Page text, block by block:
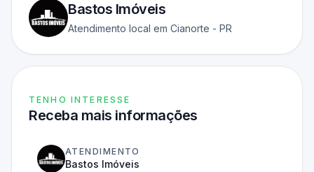
Bastos Imóveis
Atendimento local em Cianorte - PR
TENHO INTERESSE
Receba mais informações
ATENDIMENTO
Bastos Imóveis